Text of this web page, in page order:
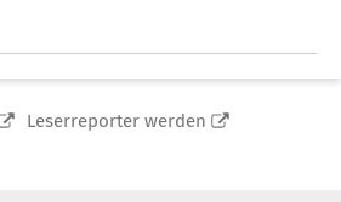
Leserreporter werden